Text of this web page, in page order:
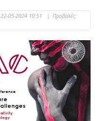
22-05-2024 10:51 | Προβολές: